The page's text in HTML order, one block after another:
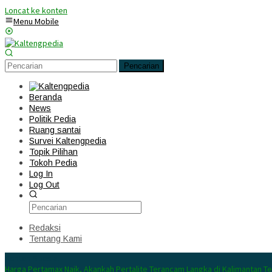
Loncat ke konten
Menu Mobile
Pencarian
Beranda
News
Politik Pedia
Ruang santai
Survei Kaltengpedia
Topik Pilihan
Tokoh Pedia
Log In
Log Out
Redaksi
Tentang Kami
Harga Pertamax Naik, Akankah Pertalite Terancam Langka di Kalimantan